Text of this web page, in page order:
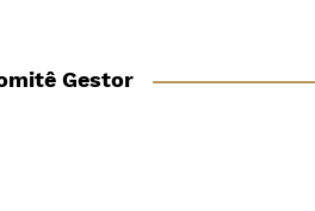
Gestor